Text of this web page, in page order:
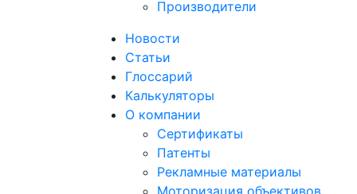
Производители
Новости
Статьи
Глоссарий
Калькуляторы
О компании
Сертификаты
Патенты
Рекламные материалы
Моторизация объективов